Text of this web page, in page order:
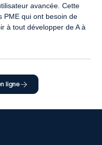
avancée. Cette
PME qui ont besoin de
à tout développer de A à
ligne